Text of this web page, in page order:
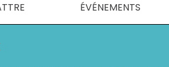
ÉVÉNEMENTS